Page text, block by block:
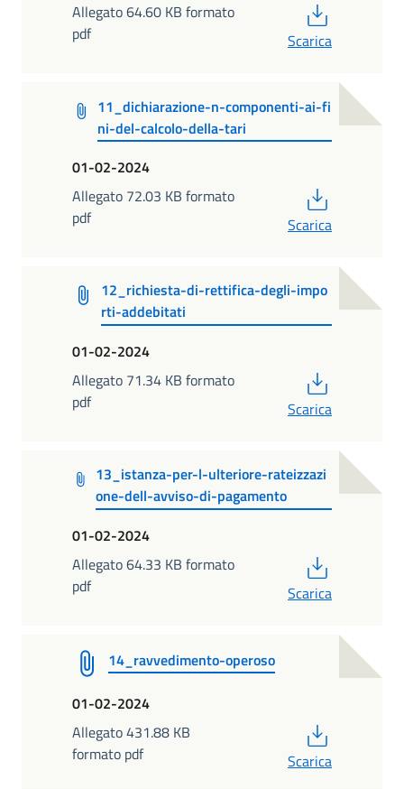
Allegato 64.60 KB formato
pdf
Scarica
11_dichiarazione-n-componenti-ai-fi
ni-del-calcolo-della-tari
01-02-2024
Allegato 72.03 KB formato
pdf
Scarica
12_richiesta-di-rettifica-degli-impo
rti-addebitati
01-02-2024
Allegato 71.34 KB formato
pdf
Scarica
13_istanza-per-l-ulteriore-rateizzazi
one-dell-avviso-di-pagamento
01-02-2024
Allegato 64.33 KB formato
pdf
Scarica
14_ravvedimento-operoso
01-02-2024
Allegato 431.88 KB
formato pdf
Scarica